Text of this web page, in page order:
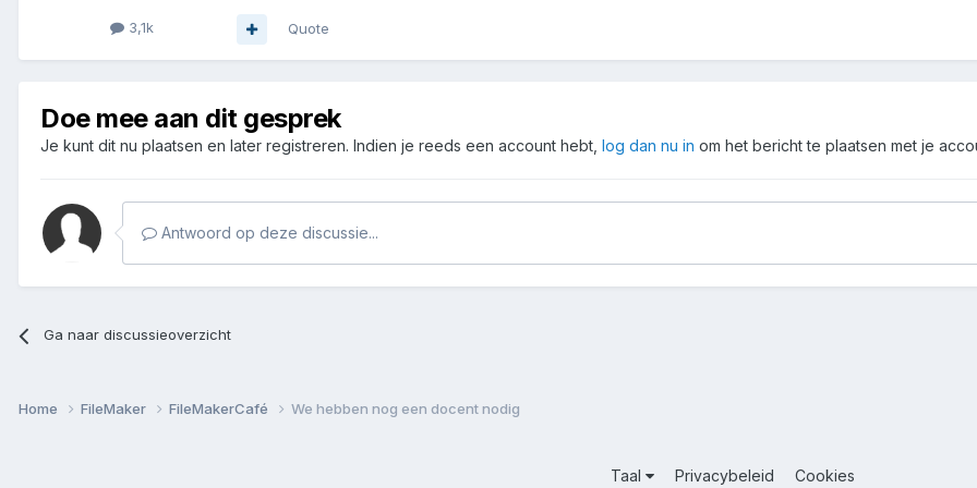
3,1k Quote
Doe mee aan dit gesprek
Je kunt dit nu plaatsen en later registreren. Indien je reeds een account hebt, log dan nu in om het bericht te plaatsen met je
Antwoord op deze discussie...
Ga naar discussieoverzicht
Home FileMaker FileMakerCafé We hebben nog een docent nodig
Taal Privacybeleid Cookies